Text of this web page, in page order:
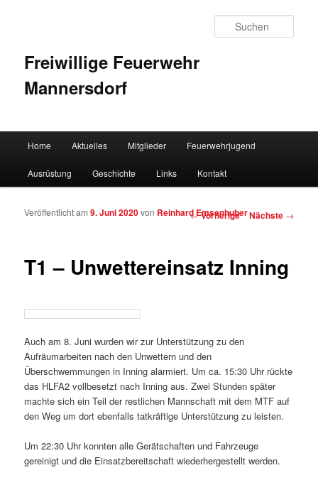
Freiwillige Feuerwehr
Mannersdorf
Zum Inhalt wechseln
Zum sekundären Inhalt wechseln
Home Aktuelles Mitglieder Feuerwehrjugend
Ausrüstung Geschichte Links Kontakt
Artikelnavigation
←Vorherige Nächste →
T1 – Unwettereinsatz Inning
Veröffentlicht am9. Juni 2020von Reinhard Emsenhuber
Auch am 8. Juni wurden wir zur Unterstützung zu den
Aufräumarbeiten nach den Unwettern und den
Überschwemmungen in Inning alarmiert. Um ca. 15:30 Uhr rückte
das HLFA2 vollbesetzt nach Inning aus. Zwei Stunden später
machte sich ein Teil der restlichen Mannschaft mit dem MTF auf
den Weg um dort ebenfalls tatkräftige Unterstützung zu leisten.
Um 22:30 Uhr konnten alle Gerätschaften und Fahrzeuge
gereinigt und die Einsatzbereitschaft wiederhergestellt werden.